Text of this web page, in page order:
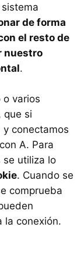
de forma
el resto de
nuestro
.
o varios
que si
conectamos
A. Para
se utiliza lo
. Cuando se
comprueba
la conexión.